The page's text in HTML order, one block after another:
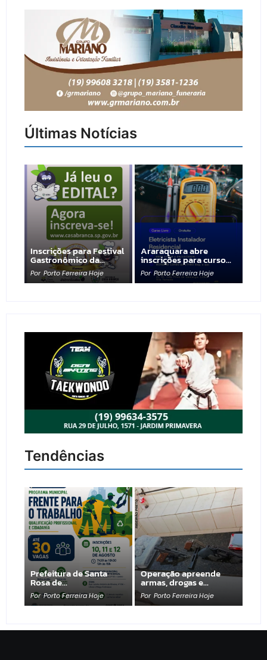
Últimas Notícias
Inscrições para Festival
Gastronômico da…
Por Porto Ferreira Hoje
Araraquara abre
inscrições para curso…
Por Porto Ferreira Hoje
Tendências
Prefeitura de Santa
Rosa de…
Por Porto Ferreira Hoje
Operação apreende
armas, drogas e…
Por Porto Ferreira Hoje